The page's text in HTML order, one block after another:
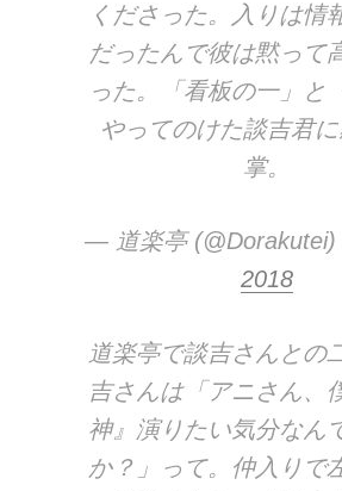
くださった。入りは情
だったんで彼は黙って
った。「看板の一」と
やってのけた談吉君
掌。
— 道楽亭 (@Dorakutei)
2018
道楽亭で談吉さんとの
吉さんは「アニさん、
神』演りたい気分なん
か？」って。仲入りで